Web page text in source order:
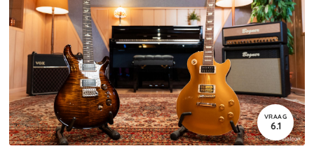
VRAAG
6.1